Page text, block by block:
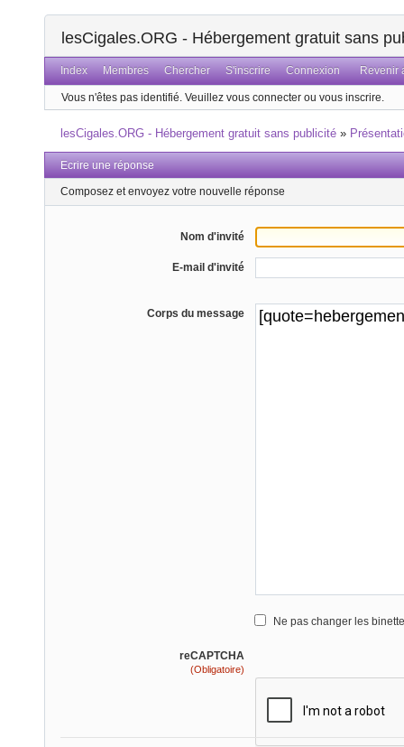
lesCigales.ORG - Hébergement gratuit sans
Index Membres Chercher S'inscrire Connexion Revenir
Vous n'êtes pas identifié. Veuillez vous connecter ou vous inscrire.
lesCigales.ORG - Hébergement gratuit sans publicité »
Ecrire une réponse
Composez et envoyez votre nouvelle réponse
Nom d'invité
E-mail d'invité
Corps du message
Ne pas changer les
reCAPTCHA
(Obligatoire)